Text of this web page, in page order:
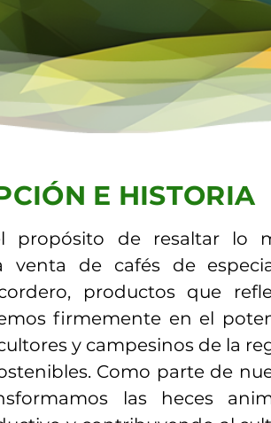
E HISTORIA
propósito de resaltar lo
venta de cafés de
productos que
firmemente en el
y campesinos de la
Como parte de
las heces